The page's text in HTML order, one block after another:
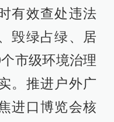
有效查处违法
毁绿占绿、居
市级环境治理
。推进户外广
进口博览会核